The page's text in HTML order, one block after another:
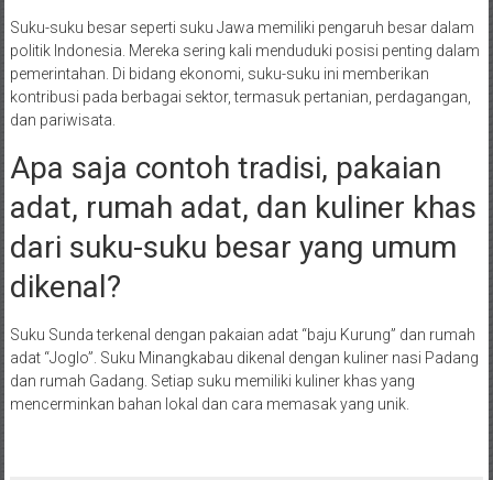
Suku-suku besar seperti suku Jawa memiliki pengaruh besar dalam
politik Indonesia. Mereka sering kali menduduki posisi penting dalam
pemerintahan. Di bidang ekonomi, suku-suku ini memberikan
kontribusi pada berbagai sektor, termasuk pertanian, perdagangan,
dan pariwisata.
Apa saja contoh tradisi, pakaian
adat, rumah adat, dan kuliner khas
dari suku-suku besar yang umum
dikenal?
Suku Sunda terkenal dengan pakaian adat “baju Kurung” dan rumah
adat “Joglo”. Suku Minangkabau dikenal dengan kuliner nasi Padang
dan rumah Gadang. Setiap suku memiliki kuliner khas yang
mencerminkan bahan lokal dan cara memasak yang unik.